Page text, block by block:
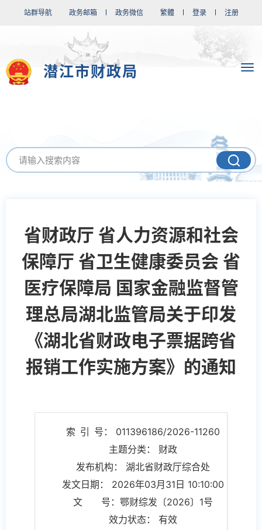
站群导航 政务邮箱 政务微信 繁體 登录 注册
潜江市财政局
省财政厅 省人力资源和社会
保障厅 省卫生健康委员会 省
医疗保障局 国家金融监督管
理总局湖北监管局关于印发
《湖北省财政电子票据跨省
报销工作实施方案》的通知
索 引 号： 011396186/2026-11260
主题分类： 财政
发布机构： 湖北省财政厅综合处
发文日期： 2026年03月31日 10:10:00
文 号：鄂财综发〔2026〕1号
效力状态： 有效